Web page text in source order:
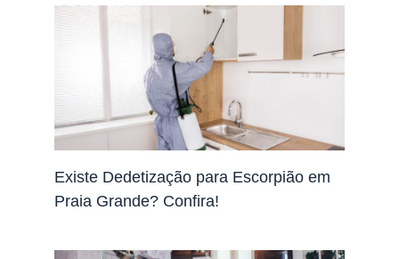
Existe Dedetização para Escorpião em
Praia Grande? Confira!